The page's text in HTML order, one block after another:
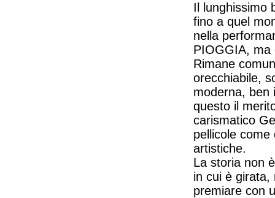
Il lunghissimo
fino a quel
nella
PIOGGIA, ma
Rimane
orecchiabile,
moderna, ben
questo il
carismatico
pellicole
artistiche.
La storia non
in cui è girata,
premiare con